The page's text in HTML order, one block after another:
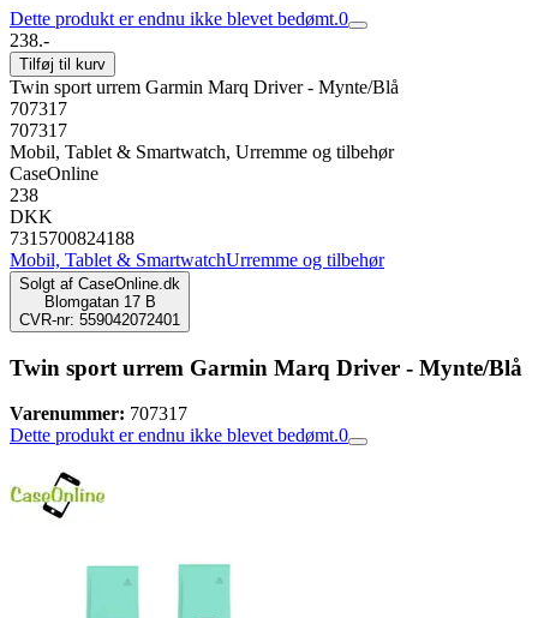
Dette produkt er endnu ikke blevet bedømt.0
238.-
Tilføj til kurv
Twin sport urrem Garmin Marq Driver - Mynte/Blå
707317
707317
Mobil, Tablet & Smartwatch, Urremme og tilbehør
CaseOnline
238
DKK
7315700824188
Mobil, Tablet & SmartwatchUrremme og tilbehør
Solgt af CaseOnline.dk
Blomgatan 17 B
CVR-nr: 559042072401
Twin sport urrem Garmin Marq Driver - Mynte/Blå
Varenummer: 707317
Dette produkt er endnu ikke blevet bedømt.0